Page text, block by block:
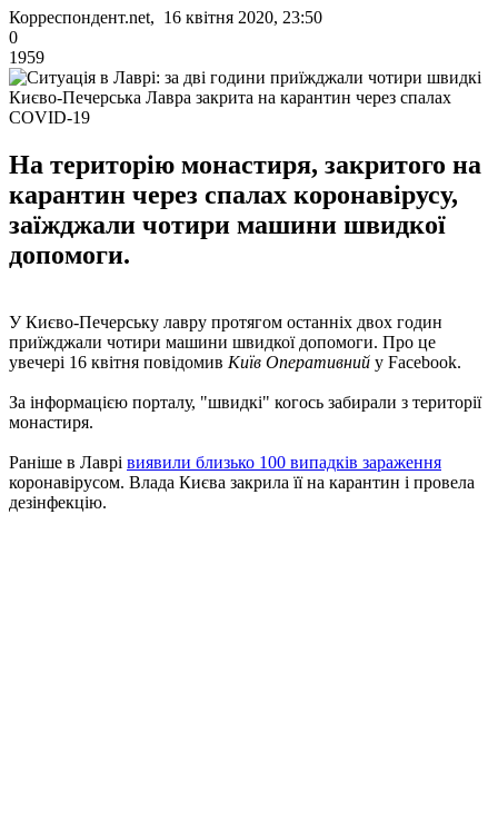
Корреспондент.net, 16 квітня 2020, 23:50
0
1959
Києво-Печерська Лавра закрита на карантин через спалах
COVID-19
На територію монастиря, закритого на
карантин через спалах коронавірусу,
заїжджали чотири машини швидкої
допомоги.
У Києво-Печерську лавру протягом останніх двох годин
приїжджали чотири машини швидкої допомоги. Про це
увечері 16 квітня повідомив Київ Оперативний у Facebook.
За інформацією порталу, "швидкі" когось забирали з території
монастиря.
Раніше в Лаврі виявили близько 100 випадків зараження
коронавірусом. Влада Києва закрила її на карантин і провела
дезінфекцію.